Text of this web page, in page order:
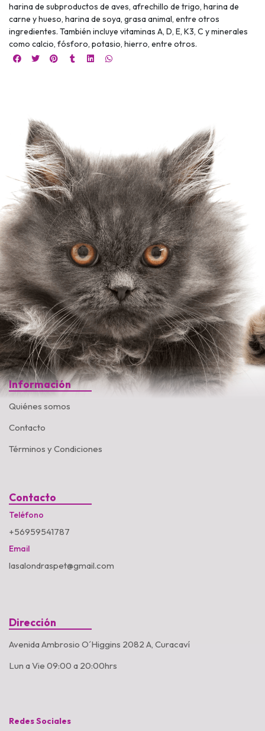
harina de subproductos de aves, afrechillo de trigo, harina de
carne y hueso, harina de soya, grasa animal, entre otros
ingredientes. También incluye vitaminas A, D, E, K3, C y minerales
como calcio, fósforo, potasio, hierro, entre otros.
Información
Quiénes somos
Contacto
Términos y Condiciones
Contacto
Teléfono
+56959541787
Email
lasalondraspet@gmail.com
Dirección
Avenida Ambrosio O´Higgins 2082 A, Curacaví
Lun a Vie 09:00 a 20:00hrs
Redes Sociales